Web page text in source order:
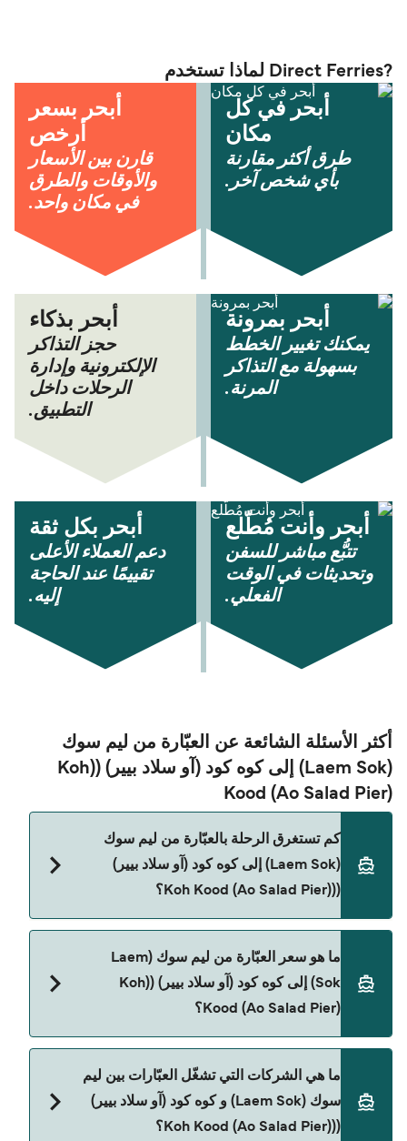
?Direct Ferries لماذا تستخدم
أبحر في كل
مكان
طرق أكثر مقارنة
بأي شخص آخر.
أبحر بسعر
أرخص
قارن بين الأسعار
والأوقات والطرق
في مكان واحد.
أبحر بمرونة
يمكنك تغيير الخطط
بسهولة مع التذاكر
المرنة.
أبحر بذكاء
حجز التذاكر
الإلكترونية وإدارة
الرحلات داخل
التطبيق.
أبحر وأنت مُطّلع
تتبُّع مباشر للسفن
وتحديثات في الوقت
الفعلي.
أبحر بكل ثقة
دعم العملاء الأعلى
تقييمًا عند الحاجة
إليه.
أكثر الأسئلة الشائعة عن العبّارة من ليم سوك
(Laem Sok) إلى كوه كود (آو سلاد بيير) ((Koh
Kood (Ao Salad Pier)
كم تستغرق الرحلة بالعبّارة من ليم سوك
(Laem Sok) إلى كوه كود (آو سلاد بيير)
((Koh Kood (Ao Salad Pier)؟
الساعة. مدة الإبحار ممكن تختلف حسب الموسم
والشركة، لذلك ننصحك بمراجعة الأوقات المباشرة
باستخدام Direct Ferries Deal Finder.
ما هو سعر العبّارة من ليم سوك (Laem
Sok) إلى كوه كود (آو سلاد بيير) ((Koh
Kood (Ao Salad Pier)؟
سلاد بيير) ((Koh Kood (Ao Salad Pier) يختلف حسب
السعر لا يشمل رسوم الحجز.
ما هي الشركات التي تشغّل العبّارات بين ليم
سوك (Laem Sok) و كوه كود (آو سلاد بيير)
((Koh Kood (Ao Salad Pier)؟